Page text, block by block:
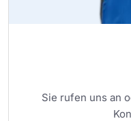
Sie rufen uns an